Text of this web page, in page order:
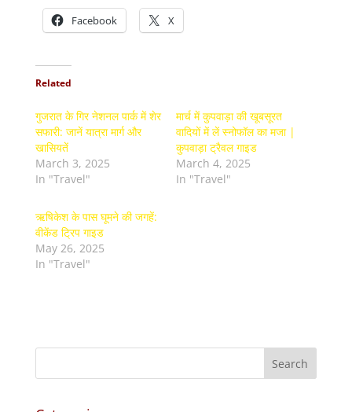
Facebook X
Related
गुजरात के गिर नेशनल पार्क में शेर
सफारी: जानें यात्रा मार्ग और
खासियतें
March 3, 2025
In "Travel"
मार्च में कुपवाड़ा की खूबसूरत
वादियों में लें स्नोफॉल का मजा |
कुपवाड़ा ट्रैवल गाइड
March 4, 2025
In "Travel"
ऋषिकेश के पास घूमने की जगहें:
वीकेंड ट्रिप गाइड
May 26, 2025
In "Travel"